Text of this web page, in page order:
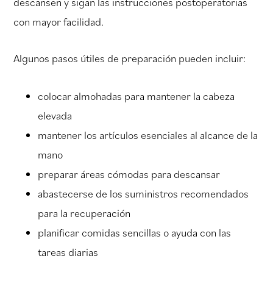
con mayor facilidad.
Algunos pasos útiles de preparación pueden incluir:
colocar almohadas para mantener la cabeza
elevada
mantener los artículos esenciales al alcance de la
mano
preparar áreas cómodas para descansar
abastecerse de los suministros recomendados
para la recuperación
planificar comidas sencillas o ayuda con las
tareas diarias